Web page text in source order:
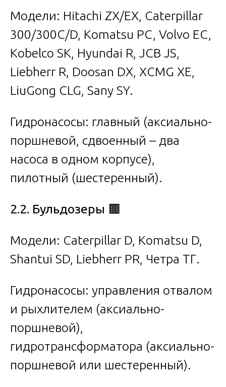
Модели: Hitachi ZX/EX, Caterpillar
300/300C/D, Komatsu PC, Volvo EC,
Kobelco SK, Hyundai R, JCB JS,
Liebherr R, Doosan DX, XCMG XE,
LiuGong CLG, Sany SY.
Гидронасосы: главный (аксиально-
поршневой, сдвоенный – два
насоса в одном корпусе),
пилотный (шестеренный).
2.2. Бульдозеры 🟫
Модели: Caterpillar D, Komatsu D,
Shantui SD, Liebherr PR, Четра ТГ.
Гидронасосы: управления отвалом
и рыхлителем (аксиально-
поршневой),
гидротрансформатора (аксиально-
поршневой или шестеренный).